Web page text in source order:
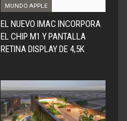
MUNDO APPLE
EL NUEVO IMAC INCORPORA
EL CHIP M1 Y PANTALLA
RETINA DISPLAY DE 4,5K